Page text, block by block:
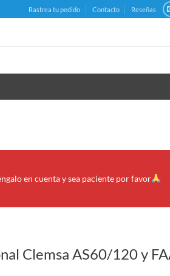
Rastrea tu pedido Contacto Reseñas
en cuenta y sea paciente por favor
Clemsa AS60/120 y